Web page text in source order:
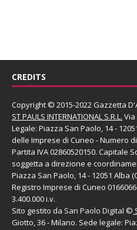
CREDITS
Copyright © 2015-2022 Gazzetta
ST PAULS INTERNATIONAL S.R.L. Via
Legale: Piazza San Paolo, 14 -
delle Imprese di Cuneo - Numero
Partita IVA 02860520150. Capitale
soggetta a direzione e
Piazza San Paolo, 14 - 12051 Alba
Registro Imprese di Cuneo
3.400.000 i.v.
Sito gestito da San Paolo Digital ©
Giotto, 36 - Milano. Sede legale: